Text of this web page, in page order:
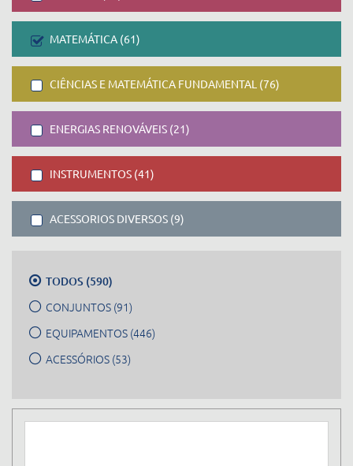
MATEMÁTICA (61)
CIÊNCIAS E MATEMÁTICA FUNDAMENTAL (76)
ENERGIAS RENOVÁVEIS (21)
INSTRUMENTOS (41)
ACESSORIOS DIVERSOS (9)
TODOS (590)
CONJUNTOS (91)
EQUIPAMENTOS (446)
ACESSÓRIOS (53)